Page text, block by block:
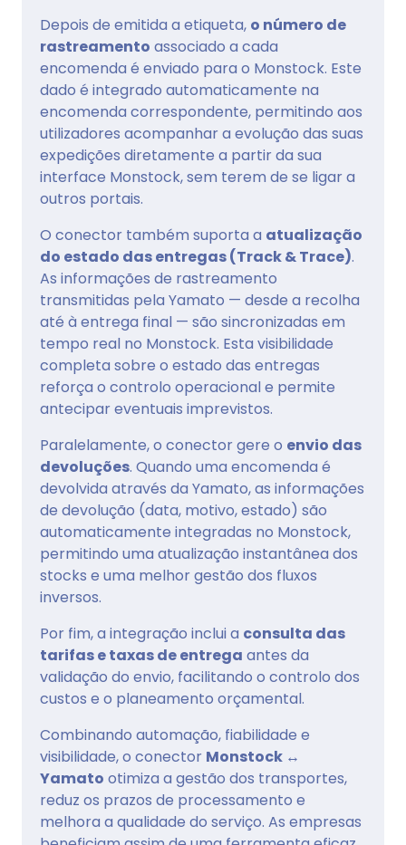
Depois de emitida a etiqueta, o número de
rastreamento associado a cada
encomenda é enviado para o Monstock. Este
dado é integrado automaticamente na
encomenda correspondente, permitindo aos
utilizadores acompanhar a evolução das suas
expedições diretamente a partir da sua
interface Monstock, sem terem de se ligar a
outros portais.
O conector também suporta a atualização
do estado das entregas (Track & Trace).
As informações de rastreamento
transmitidas pela Yamato — desde a recolha
até à entrega final — são sincronizadas em
tempo real no Monstock. Esta visibilidade
completa sobre o estado das entregas
reforça o controlo operacional e permite
antecipar eventuais imprevistos.
Paralelamente, o conector gere o envio das
devoluções. Quando uma encomenda é
devolvida através da Yamato, as informações
de devolução (data, motivo, estado) são
automaticamente integradas no Monstock,
permitindo uma atualização instantânea dos
stocks e uma melhor gestão dos fluxos
inversos.
Por fim, a integração inclui a consulta das
tarifas e taxas de entrega antes da
validação do envio, facilitando o controlo dos
custos e o planeamento orçamental.
Combinando automação, fiabilidade e
visibilidade, o conector Monstock ↔
Yamato otimiza a gestão dos transportes,
reduz os prazos de processamento e
melhora a qualidade do serviço. As empresas